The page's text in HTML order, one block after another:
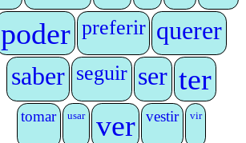
poder preferir querer
saber seguir ser ter
tomar usar ver vestir vir